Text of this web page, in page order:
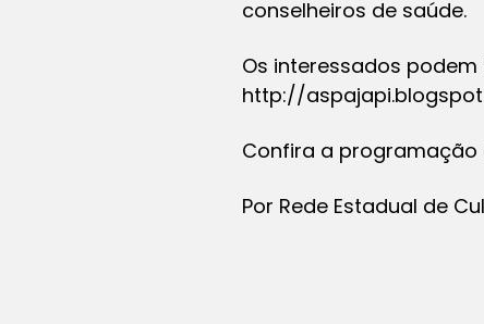
conselheiros de saúde.
Os interessados
http://
Confira a programação
Por Rede Estadual de